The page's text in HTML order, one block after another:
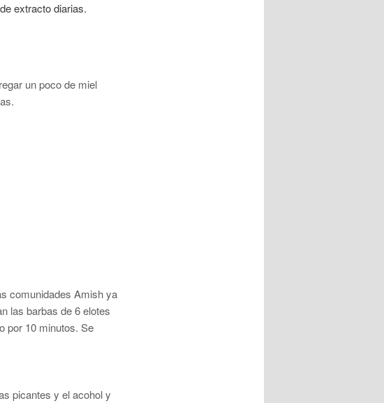
extracto diarias.
un poco de miel
comunidades Amish ya
las barbas de 6 elotes
por 10 minutos. Se
picantes y el acohol y